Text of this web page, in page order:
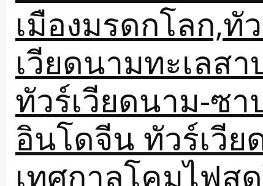
เมืองมรดกโลก,ทั
เวียดนามทะเลส
ทัวร์เวียดนาม-ซา
อินโดจีน ทัวร์เวี
เทศกาลโคมไฟสุ